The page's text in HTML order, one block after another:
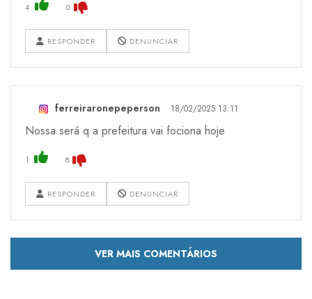
4 0
RESPONDER DENUNCIAR
ferreiraronepeperson 18/02/2025 13:11
Nossa será q a prefeitura vai fociona hoje
1 8
RESPONDER DENUNCIAR
VER MAIS COMENTÁRIOS